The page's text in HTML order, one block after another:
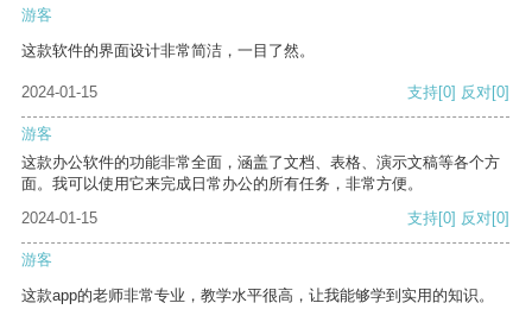
游客
这款软件的界面设计非常简洁，一目了然。
2024-01-15 支持[0] 反对[0]
游客
这款办公软件的功能非常全面，涵盖了文档、表格、演示文稿等各个方
面。我可以使用它来完成日常办公的所有任务，非常方便。
2024-01-15
支持[0] 反对[0]
游客
这款app的老师非常专业，教学水平很高，让我能够学到实用的知识。